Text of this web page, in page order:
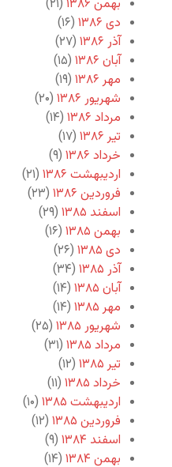
بهمن ۱۳۸۶
(۲۱)
دی ۱۳۸۶
(۱۶)
آذر ۱۳۸۶
(۲۷)
آبان ۱۳۸۶
(۱۵)
مهر ۱۳۸۶
(۱۹)
شهریور ۱۳۸۶
(۲۰)
مرداد ۱۳۸۶
(۱۴)
تیر ۱۳۸۶
(۱۷)
خرداد ۱۳۸۶
(۹)
اردیبهشت ۱۳۸۶
(۲۱)
فروردین ۱۳۸۶
(۲۳)
اسفند ۱۳۸۵
(۲۹)
بهمن ۱۳۸۵
(۱۶)
دی ۱۳۸۵
(۲۶)
آذر ۱۳۸۵
(۳۴)
آبان ۱۳۸۵
(۱۴)
مهر ۱۳۸۵
(۱۴)
شهریور ۱۳۸۵
(۲۵)
مرداد ۱۳۸۵
(۳۱)
تیر ۱۳۸۵
(۱۲)
خرداد ۱۳۸۵
(۱۱)
اردیبهشت ۱۳۸۵
(۱۰)
فروردین ۱۳۸۵
(۱۲)
اسفند ۱۳۸۴
(۹)
بهمن ۱۳۸۴
(۱۴)